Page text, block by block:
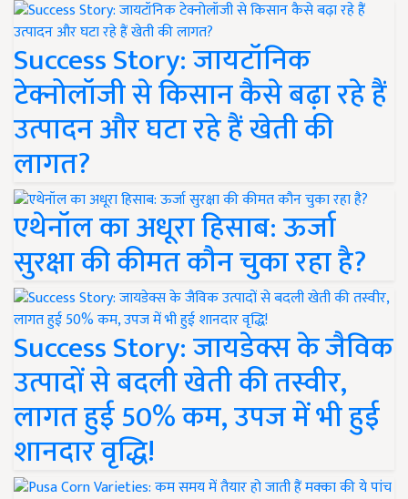
Success Story: जायटॉनिक
टेक्नोलॉजी से किसान कैसे बढ़ा रहे हैं
उत्पादन और घटा रहे हैं खेती की
लागत?
एथेनॉल का अधूरा हिसाब: ऊर्जा
सुरक्षा की कीमत कौन चुका रहा है?
Success Story: जायडेक्स के जैविक
उत्पादों से बदली खेती की तस्वीर,
लागत हुई 50% कम, उपज में भी हुई
शानदार वृद्धि!